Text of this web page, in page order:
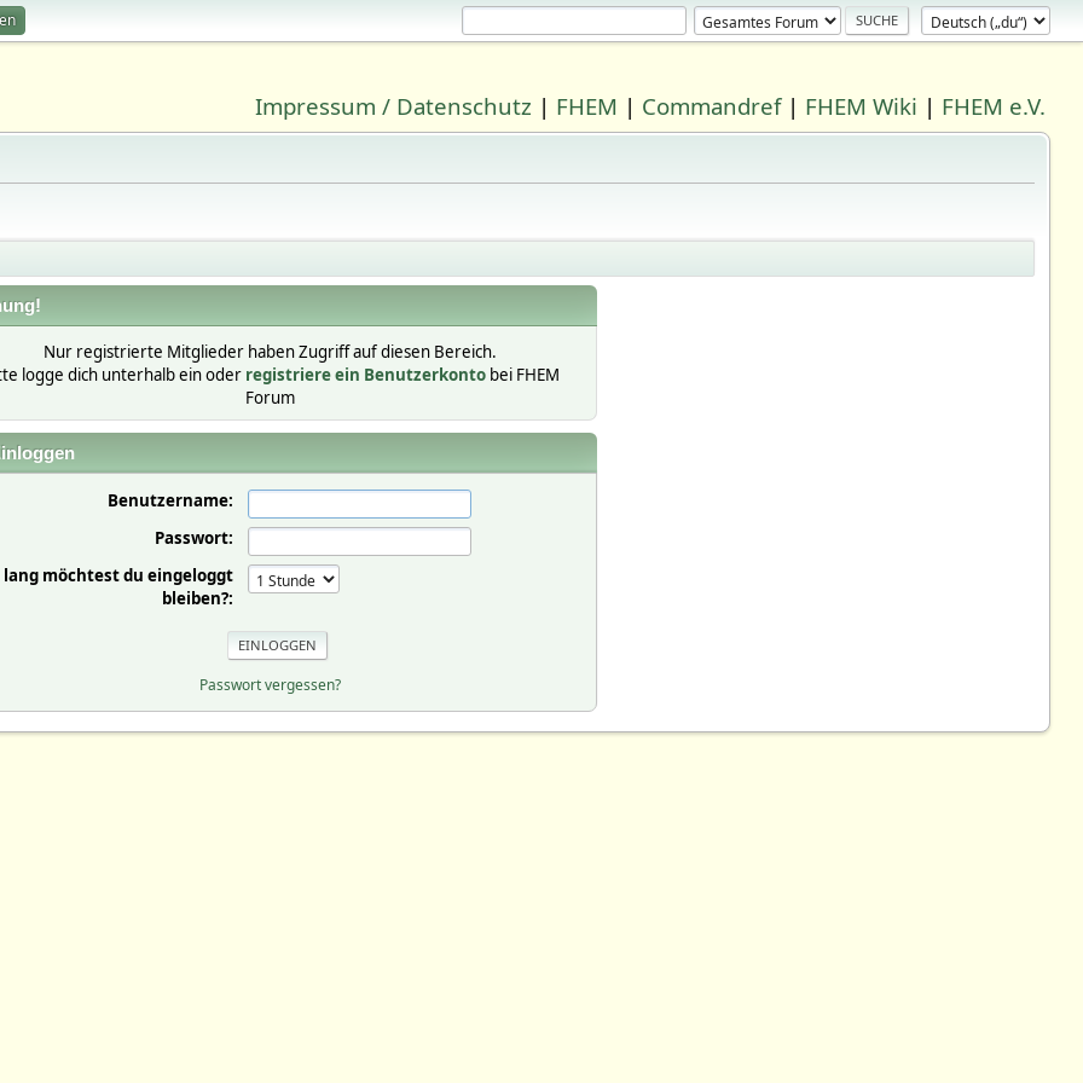
Impressum / Datenschutz | FHEM | Commandref| FHEM Wiki | FHEM e.V.
Nur registrierte Mitglieder haben Zugriff auf diesen Bereich.
logge dich unterhalb ein oder registriere ein Benutzerkontobei FHEM
Forum
Benutzername:
Passwort:
lang möchtest du eingeloggt
bleiben?:
Passwort vergessen?